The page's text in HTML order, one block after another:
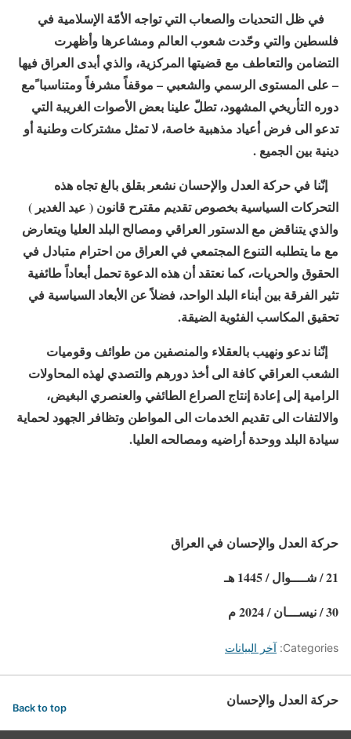
في ظل التحديات والصعاب التي تواجه الأمّة الإسلامية في
فلسطين والتي وحّدت شعوب العالم ومشاعرها وأظهرت
التضامن والتعاطف مع قضيتها المركزية، والذي أبدى العراق فيها
– على المستوى الرسمي والشعبي – موقفاً مشرفاً ومتناسبا ًمع
دوره التأريخي المشهود، تطلّ علينا بعض الأصوات الغريبة التي
تدعو الى فرض أعياد مذهبية خاصة، لا تمثل مشتركات وطنية أو
دينية بين الجميع .
إنّنا في حركة العدل والإحسان نشعر بقلق بالغ تجاه هذه
التحركات السياسية بخصوص تقديم مقترح قانون ( عيد الغدير )
والذي يتناقض مع الدستور العراقي ومصالح البلد العليا ويتعارض
مع ما يتطلبه التنوع المجتمعي في العراق من احترام متبادل في
الحقوق والحريات، كما نعتقد أن هذه الدعوة تحمل أبعاداً طائفية
تثير الفرقة بين أبناء البلد الواحد، فضلاً عن الأبعاد السياسية في
تحقيق المكاسب الفئوية الضيقة.
إنّنا ندعو ونهيب بالعقلاء والمنصفين من طوائف وقوميات
الشعب العراقي كافة الى أخذ دورهم والتصدي لهذه المحاولات
الرامية إلى إعادة إنتاج الصراع الطائفي والعنصري البغيض،
والالتفات الى تقديم الخدمات الى المواطن وتظافر الجهود لحماية
سيادة البلد ووحدة أراضيه ومصالحه العليا.
حركة العدل والإحسان في العراق
21 / شــــوال / 1445 هـ
30 / نيســـان / 2024 م
Categories: آخر البيانات
حركة العدل والإحسان Back to top